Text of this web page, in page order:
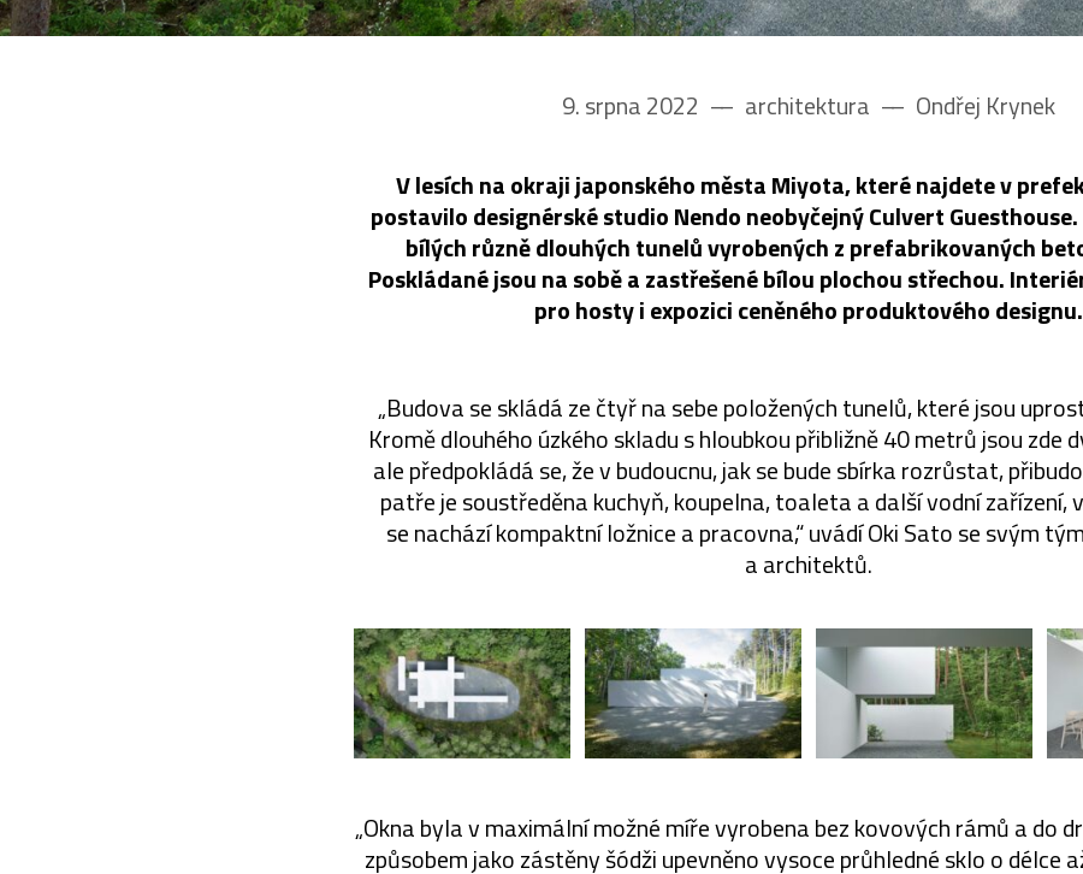
9. srpna 2022 –– architektura –– Ondřej Krynek
V lesích na okraji japonského města Miyota, které najdete v
postavilo designérské studio Nendo neobyčejný Culvert
bílých různě dlouhých tunelů vyrobených z prefabrikovaných
Poskládané jsou na sobě a zastřešené bílou plochou střechou.
pro hosty i expozici ceněného produktového designu.
„Budova se skládá ze čtyř na sebe položených tunelů, které jsou
Kromě dlouhého úzkého skladu s hloubkou přibližně 40 metrů jsou zde
ale předpokládá se, že v budoucnu, jak se bude sbírka rozrůstat,
patře je soustředěna kuchyň, koupelna, toaleta a další vodní zařízení,
se nachází kompaktní ložnice a pracovna,“ uvádí Oki Sato se svým
a architektů.
„Okna byla v maximální možné míře vyrobena bez kovových rámů a do
způsobem jako zástěny šódži upevněno vysoce průhledné sklo o délce